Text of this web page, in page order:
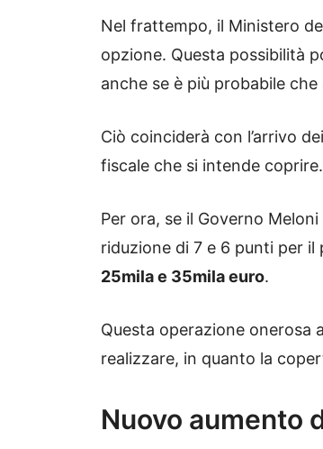
Nel frattempo, il Ministero
opzione. Questa possibilità
anche se è più probabile che
Ciò coinciderà con l’arrivo
fiscale che si intende coprire.
Per ora, se il Governo
riduzione di 7 e 6 punti per
25mila e 35mila euro.
Questa operazione onerosa
realizzare, in quanto la
Nuovo aumento